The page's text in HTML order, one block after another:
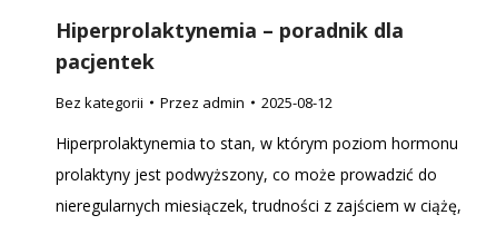
Hiperprolaktynemia – poradnik dla
pacjentek
Bez kategorii Przez admin 2025-08-12
Hiperprolaktynemia to stan, w którym poziom hormonu
prolaktyny jest podwyższony, co może prowadzić do
nieregularnych miesiączek, trudności z zajściem w ciążę,